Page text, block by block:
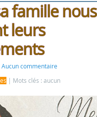
famille nous
leurs
Aucun commentaire
Mots clés : aucun